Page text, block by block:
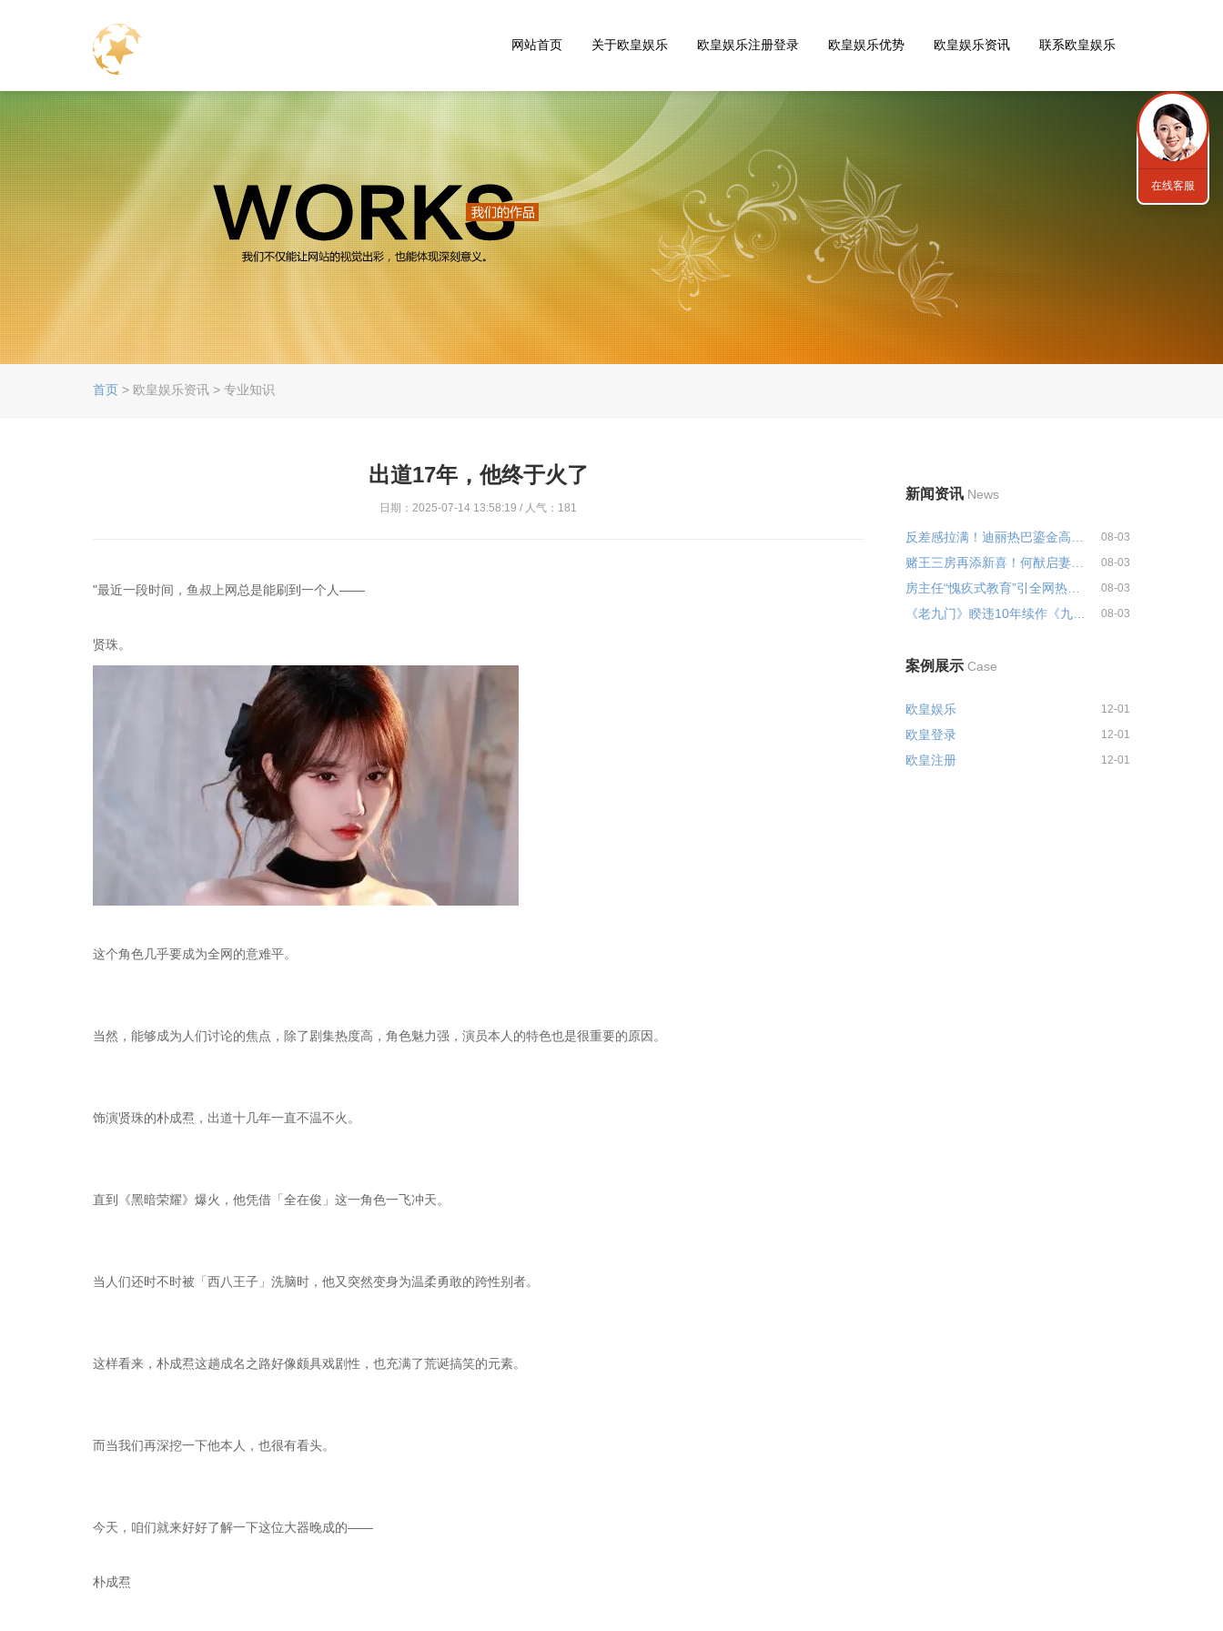
网站首页 关于欧皇娱乐 欧皇娱乐注册登录 欧皇娱乐优势 欧皇娱乐资讯 联系欧皇娱乐
首页 > 欧皇娱乐资讯 > 专业知识
出道17年，他终于火了
日期：2025-07-14 13:58:19 / 人气：181
"最近一段时间，鱼叔上网总是能刷到一个人——
贤珠。
这个角色几乎要成为全网的意难平。
当然，能够成为人们讨论的焦点，除了剧集热度高，角色魅力强，演员本人的特色也是很重要的原因。
饰演贤珠的朴成焄，出道十几年一直不温不火。
直到《黑暗荣耀》爆火，他凭借「全在俊」这一角色一飞冲天。
当人们还时不时被「西八王子」洗脑时，他又突然变身为温柔勇敢的跨性别者。
这样看来，朴成焄这趟成名之路好像颇具戏剧性，也充满了荒诞搞笑的元素。
而当我们再深挖一下他本人，也很有看头。
今天，咱们就来好好了解一下这位大器晚成的——
朴成焄
新闻资讯 News
08-03
赌王三房再添新喜！何猷启妻子官... 08-03
房主任“愧疚式教育”引全网热议... 08-03
《老九门》睽违10年续作《九门》... 08-03
案例展示 Case
欧皇娱乐 12-01
欧皇登录 12-01
欧皇注册 12-01
在线客服